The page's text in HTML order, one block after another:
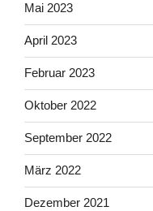
Mai 2023
April 2023
Februar 2023
Oktober 2022
September 2022
März 2022
Dezember 2021